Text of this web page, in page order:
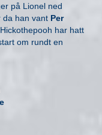
på Lionel ned
da han vant Per
har hatt
om rundt en